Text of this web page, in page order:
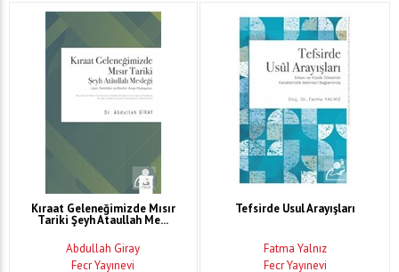
Kıraat Geleneğimizde Mısır
Tariki Şeyh Ataullah Me...
Abdullah Giray
Fecr Yayınevi
Tefsirde Usul Arayışları
Fatma Yalnız
Fecr Yayınevi